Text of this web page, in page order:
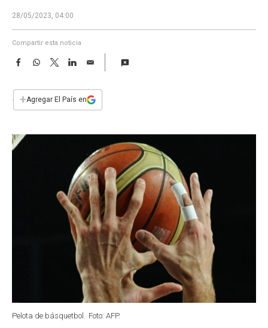
28/05/2023, 04:00
Compartir esta noticia
F
e
b
k
W
s
T
w
t
L
E
i
l
+Agregar El País en
Pelota de básquetbol. Foto: AFP.